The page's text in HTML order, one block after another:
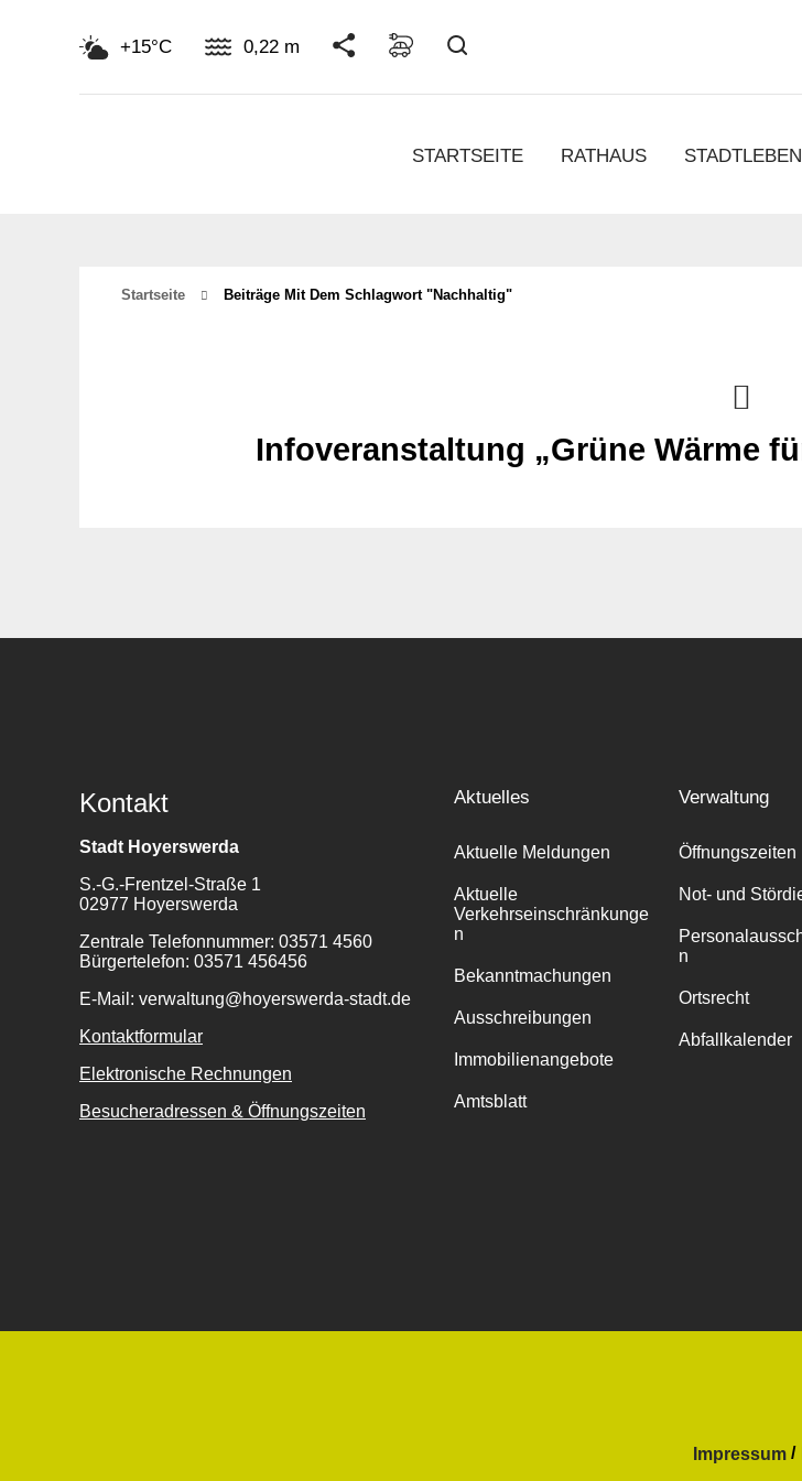
+15°C 0,22 m
STARTSEITE RATHAUS STADTLEBEN
Startseite Beiträge Mit Dem Schlagwort "nachhaltig"
Infoveranstaltung „Grüne Wärme
Kontakt
Stadt Hoyerswerda
S.-G.-Frentzel-Straße 1
02977 Hoyerswerda
Zentrale Telefonnummer: 03571 4560
Bürgertelefon: 03571 456456
E-Mail: verwaltung@hoyerswerda-stadt.de
Kontaktformular
Elektronische Rechnungen
Besucheradressen & Öffnungszeiten
Aktuelles
Aktuelle Meldungen
Aktuelle
Verkehrseinschränkunge
n
Bekanntmachungen
Ausschreibungen
Immobilienangebote
Amtsblatt
Verwaltung
Öffnungszeiten
Not- und
n
Ortsrecht
Abfallkalender
Impressum